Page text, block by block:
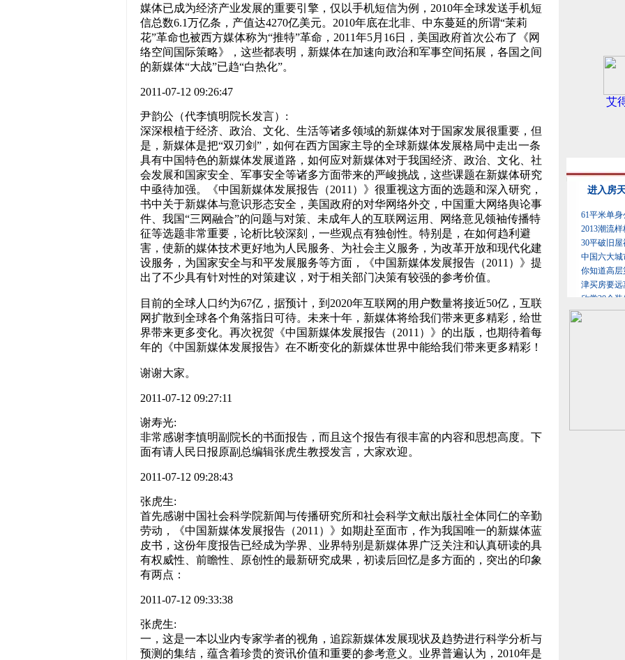
媒体已成为经济产业发展的重要引擎，仅以手机短信为例，2010年全球发送手机短
信总数6.1万亿条，产值达4270亿美元。2010年底在北非、中东蔓延的所谓“茉莉
花”革命也被西方媒体称为“推特”革命，2011年5月16日，美国政府首次公布了《网
络空间国际策略》，这些都表明，新媒体在加速向政治和军事空间拓展，各国之间
的新媒体“大战”已趋“白热化”。
2011-07-12 09:26:47
尹韵公（代李慎明院长发言）:
深深根植于经济、政治、文化、生活等诸多领域的新媒体对于国家发展很重要，但
是，新媒体是把“双刃剑”，如何在西方国家主导的全球新媒体发展格局中走出一条
具有中国特色的新媒体发展道路，如何应对新媒体对于我国经济、政治、文化、社
会发展和国家安全、军事安全等诸多方面带来的严峻挑战，这些课题在新媒体研究
中亟待加强。《中国新媒体发展报告（2011）》很重视这方面的选题和深入研究，
书中关于新媒体与意识形态安全，美国政府的对华网络外交，中国重大网络舆论事
件、我国“三网融合”的问题与对策、未成年人的互联网运用、网络意见领袖传播特
征等选题非常重要，论析比较深刻，一些观点有独创性。特别是，在如何趋利避
害，使新的媒体技术更好地为人民服务、为社会主义服务，为改革开放和现代化建
设服务，为国家安全与和平发展服务等方面，《中国新媒体发展报告（2011）》提
出了不少具有针对性的对策建议，对于相关部门决策有较强的参考价值。
目前的全球人口约为67亿，据预计，到2020年互联网的用户数量将接近50亿，互联
网扩散到全球各个角落指日可待。未来十年，新媒体将给我们带来更多精彩，给世
界带来更多变化。再次祝贺《中国新媒体发展报告（2011）》的出版，也期待着每
年的《中国新媒体发展报告》在不断变化的新媒体世界中能给我们带来更多精彩！
谢谢大家。
2011-07-12 09:27:11
谢寿光:
非常感谢李慎明副院长的书面报告，而且这个报告有很丰富的内容和思想高度。下
面有请人民日报原副总编辑张虎生教授发言，大家欢迎。
2011-07-12 09:28:43
张虎生:
首先感谢中国社会科学院新闻与传播研究所和社会科学文献出版社全体同仁的辛勤
劳动，《中国新媒体发展报告（2011）》如期赴至面市，作为我国唯一的新媒体蓝
皮书，这份年度报告已经成为学界、业界特别是新媒体界广泛关注和认真研读的具
有权威性、前瞻性、原创性的最新研究成果，初读后回忆是多方面的，突出的印象
有两点：
2011-07-12 09:33:38
张虎生:
一，这是一本以业内专家学者的视角，追踪新媒体发展现状及趋势进行科学分析与
预测的集结，蕴含着珍贵的资讯价值和重要的参考意义。业界普遍认为，2010年是
艾